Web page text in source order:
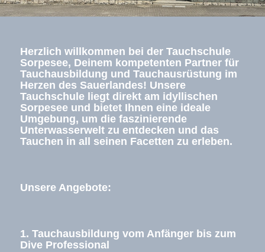
Herzlich willkommen bei der Tauchschule
Sorpesee, Deinem kompetenten Partner für
Tauchausbildung und Tauchausrüstung im
Herzen des Sauerlandes! Unsere
Tauchschule liegt direkt am idyllischen
Sorpesee und bietet Ihnen eine ideale
Umgebung, um die faszinierende
Unterwasserwelt zu entdecken und das
Tauchen in all seinen Facetten zu erleben.
Unsere Angebote:
1. Tauchausbildung vom Anfänger bis zum
Dive Professional